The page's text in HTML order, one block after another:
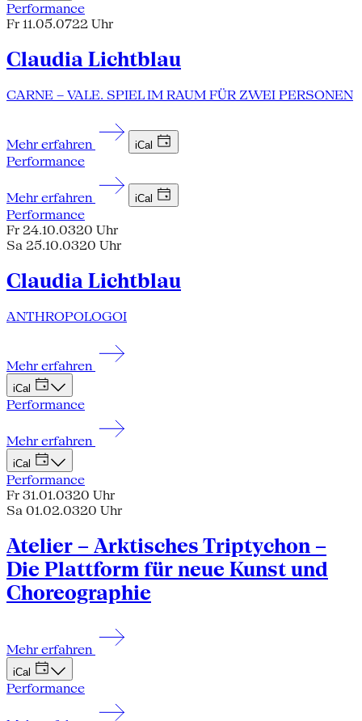
Performance
Fr 11.05.0722 Uhr
Claudia Lichtblau
CARNE – VALE. SPIEL IM RAUM FÜR ZWEI PERSONEN
Mehr erfahren iCal
Performance
Mehr erfahren iCal
Performance
Fr 24.10.0320 Uhr
Sa 25.10.0320 Uhr
Claudia Lichtblau
ANTHROPOLOGOI
Mehr erfahren
iCal
Performance
Mehr erfahren
iCal
Performance
Fr 31.01.0320 Uhr
Sa 01.02.0320 Uhr
Atelier – Arktisches Triptychon –
Die Plattform für neue Kunst und
Choreographie
Mehr erfahren
iCal
Performance